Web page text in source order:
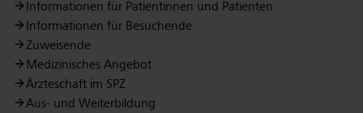
Informationen für Patientinnen und Patienten
Informationen für Besuchende
Zuweisende
Medizinisches Angebot
Ärzteschaft im SPZ
Aus- und Weiterbildung